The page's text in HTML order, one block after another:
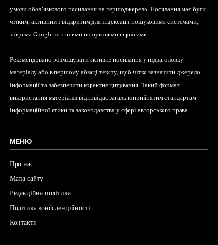
умови обов’язкового посилання на першоджерело. Посилання має бути
чітким, активним і відкритим для індексації пошуковими системами,
зокрема Google та іншими пошуковими сервісами.
Рекомендовано розміщувати активне посилання у підзаголовку
матеріалу або в першому абзаці тексту, щоб чітко зазначити джерело
інформації та забезпечити коректне цитування. Такий формат
використання матеріалів відповідає загальноприйнятим стандартам
інформаційної етики та законодавства у сфері авторського права.
МЕНЮ
Про нас
Мапа сайту
Редакційна політика
Політика конфіденційності
Контакти